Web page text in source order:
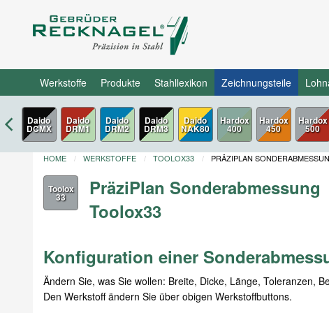
Werkstoffe Produkte Stahllexikon Zeichnungsteile
Daido
DCMX
Daido
DRM1
Daido
DRM2
Daido
DRM3
Daido
NAK80
Hardox
450
Hardox
500
HOME WERKSTOFFE TOOLOX33 PRÄZIPLAN
Toolox
33
PräziPlan Sonderabmessung
Toolox33
Konfiguration einer
Ändern Sie, was Sie wollen: Breite, Dicke, Länge, Toleranzen,
Den Werkstoff ändern Sie über obigen Werkstoffbuttons.